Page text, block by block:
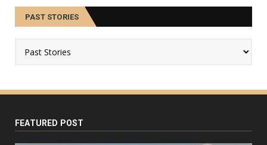
PAST STORIES
FEATURED POST